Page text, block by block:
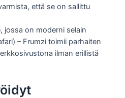
että se on sallittu
jossa on moderni selain
– Frumzi toimii parhaiten
ilman erillistä